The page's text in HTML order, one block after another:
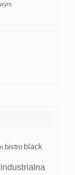
bistro black
industrialna